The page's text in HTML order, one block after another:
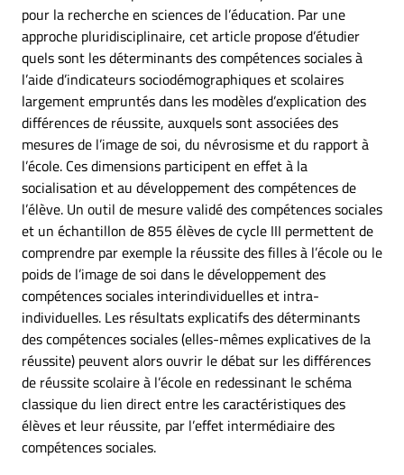
pour la recherche en sciences de l’éducation. Par une
approche pluridisciplinaire, cet article propose d’étudier
quels sont les déterminants des compétences sociales à
l’aide d’indicateurs sociodémographiques et scolaires
largement empruntés dans les modèles d’explication des
différences de réussite, auxquels sont associées des
mesures de l’image de soi, du névrosisme et du rapport à
l’école. Ces dimensions participent en effet à la
socialisation et au développement des compétences de
l’élève. Un outil de mesure validé des compétences sociales
et un échantillon de 855 élèves de cycle III permettent de
comprendre par exemple la réussite des filles à l’école ou le
poids de l’image de soi dans le développement des
compétences sociales interindividuelles et intra-
individuelles. Les résultats explicatifs des déterminants
des compétences sociales (elles-mêmes explicatives de la
réussite) peuvent alors ouvrir le débat sur les différences
de réussite scolaire à l’école en redessinant le schéma
classique du lien direct entre les caractéristiques des
élèves et leur réussite, par l’effet intermédiaire des
compétences sociales.